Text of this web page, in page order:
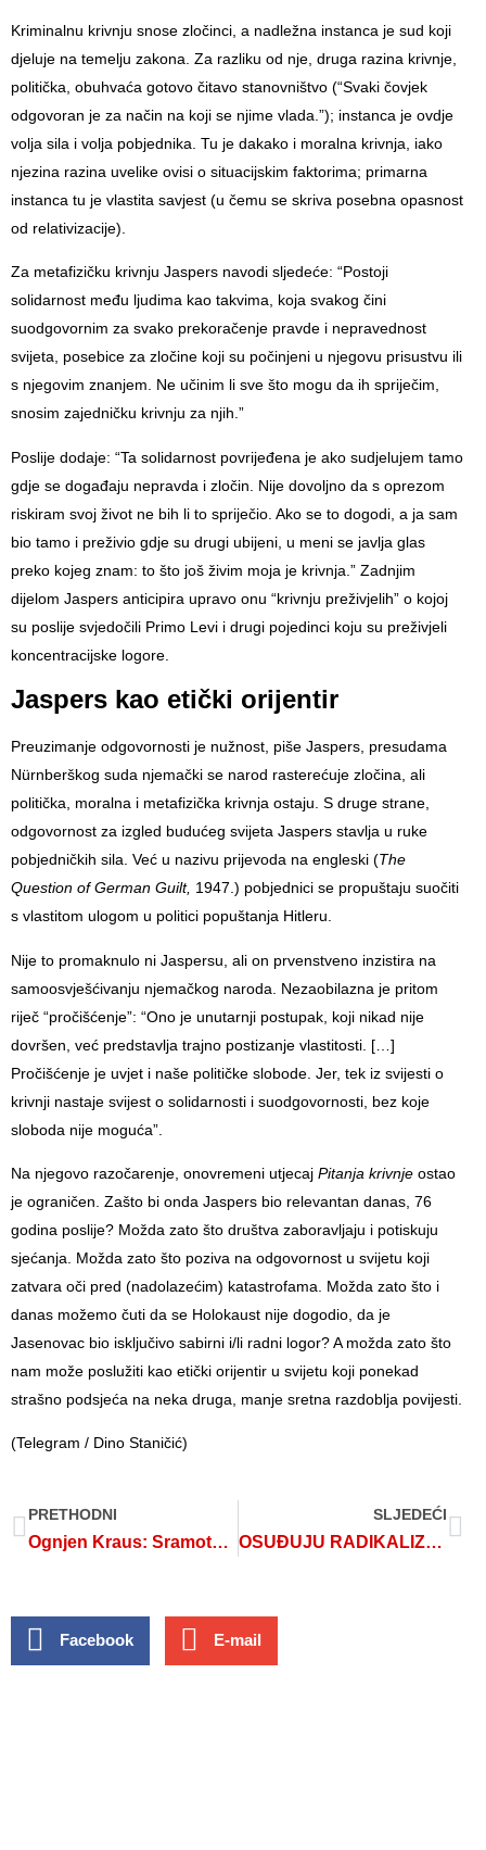
Kriminalnu krivnju snose zločinci, a nadležna instanca je sud koji
djeluje na temelju zakona. Za razliku od nje, druga razina krivnje,
politička, obuhvaća gotovo čitavo stanovništvo (“Svaki čovjek
odgovoran je za način na koji se njime vlada.”); instanca je ovdje
volja sila i volja pobjednika. Tu je dakako i moralna krivnja, iako
njezina razina uvelike ovisi o situacijskim faktorima; primarna
instanca tu je vlastita savjest (u čemu se skriva posebna opasnost
od relativizacije).
Za metafizičku krivnju Jaspers navodi sljedeće: “Postoji
solidarnost među ljudima kao takvima, koja svakog čini
suodgovornim za svako prekoračenje pravde i nepravednost
svijeta, posebice za zločine koji su počinjeni u njegovu prisustvu ili
s njegovim znanjem. Ne učinim li sve što mogu da ih spriječim,
snosim zajedničku krivnju za njih.”
Poslije dodaje: “Ta solidarnost povrijeđena je ako sudjelujem tamo
gdje se događaju nepravda i zločin. Nije dovoljno da s oprezom
riskiram svoj život ne bih li to spriječio. Ako se to dogodi, a ja sam
bio tamo i preživio gdje su drugi ubijeni, u meni se javlja glas
preko kojeg znam: to što još živim moja je krivnja.” Zadnjim
dijelom Jaspers anticipira upravo onu “krivnju preživjelih” o kojoj
su poslije svjedočili Primo Levi i drugi pojedinci koju su preživjeli
koncentracijske logore.
Jaspers kao etički orijentir
Preuzimanje odgovornosti je nužnost, piše Jaspers, presudama
Nürnberškog suda njemački se narod rasterećuje zločina, ali
politička, moralna i metafizička krivnja ostaju. S druge strane,
odgovornost za izgled budućeg svijeta Jaspers stavlja u ruke
pobjedničkih sila. Već u nazivu prijevoda na engleski (The
Question ofGerman Guilt, 1947.) pobjednici se propuštaju suočiti
s vlastitom ulogom u politici popuštanja Hitleru.
Nije to promaknulo ni Jaspersu, ali on prvenstveno inzistira na
samoosvješćivanju njemačkog naroda. Nezaobilazna je pritom
riječ “pročišćenje”: “Ono je unutarnji postupak, koji nikad nije
dovršen, već predstavlja trajno postizanje vlastitosti. […]
Pročišćenje je uvjet i naše političke slobode. Jer, tek iz svijesti ο
krivnji nastaje svijest ο solidarnosti i suodgovornosti, bez koje
sloboda nije moguća”.
Na njegovo razočarenje, onovremeni utjecaj Pitanja krivnje ostao
je ograničen. Zašto bi onda Jaspers bio relevantan danas, 76
godina poslije? Možda zato što društva zaboravljaju i potiskuju
sjećanja. Možda zato što poziva na odgovornost u svijetu koji
zatvara oči pred (nadolazećim) katastrofama. Možda zato što i
danas možemo čuti da se Holokaust nije dogodio, da je
Jasenovac bio isključivo sabirni i/li radni logor? A možda zato što
nam može poslužiti kao etički orijentir u svijetu koji ponekad
strašno podsjeća na neka druga, manje sretna razdoblja povijesti.
(Telegram / Dino Staničić)
PRETHODNI
Ognjen Kraus: Sramota je da nam Austrija daje lekcije ponašanja
SLJEDEĆI
OSUĐUJU RADIKALIZAM A VELIČAJU NDH
Facebook E-mail